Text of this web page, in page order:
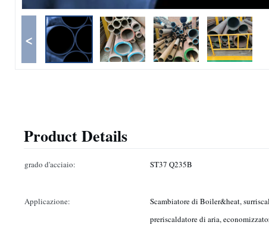
<
Product Details
grado d'acciaio: ST37 Q235B
Applicazione:
Scambiatore di Boiler&heat,
preriscaldatore di aria,